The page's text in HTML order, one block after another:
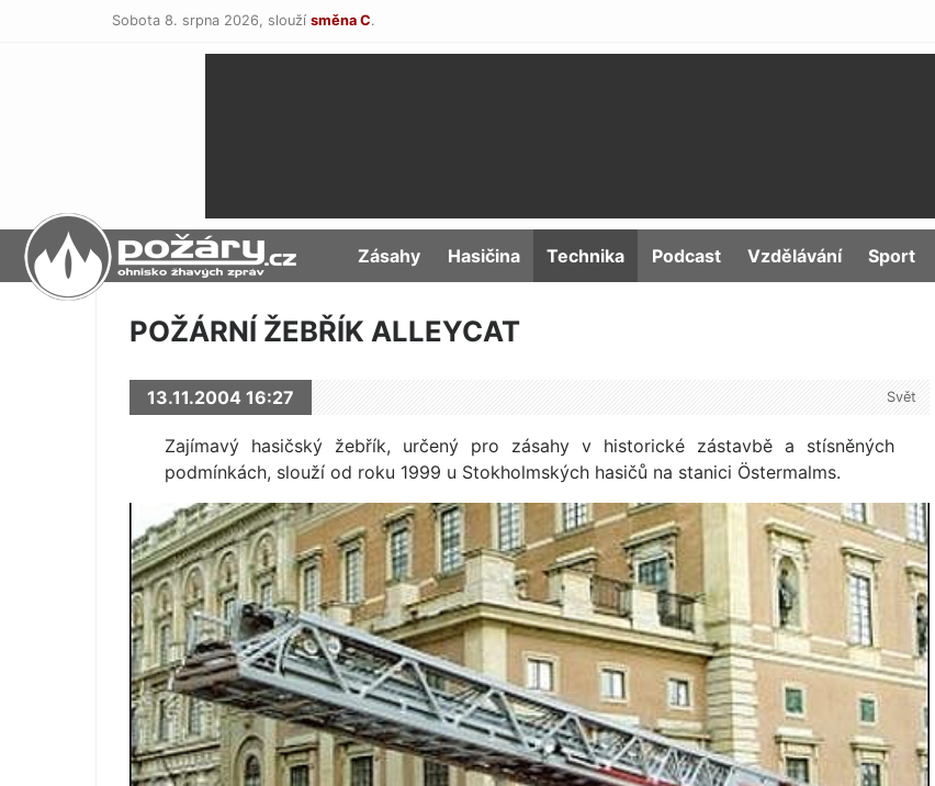
Sobota 8. srpna 2026, slouží směna C.
POŽÁRY.cz Zásahy Hasičina Technika Podcast Vzdělávání Sport
POŽÁRNÍ ŽEBŘÍK ALLEYCAT
13.11.2004 16:27 Svět
Zajímavý hasičský žebřík, určený pro zásahy v historické zástavbě a stísněných
podmínkách, slouží od roku 1999 u Stokhol­mských hasičů na stanici Östermalms.